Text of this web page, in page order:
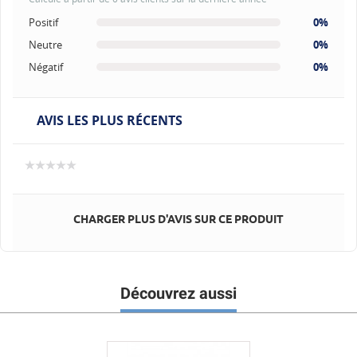
Positif
0%
Neutre
0%
Négatif
0%
AVIS LES PLUS RÉCENTS
CHARGER PLUS D'AVIS SUR CE PRODUIT
Découvrez aussi